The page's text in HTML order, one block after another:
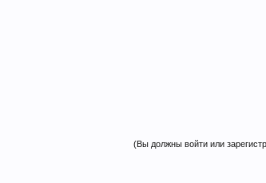
(Вы должны войти или